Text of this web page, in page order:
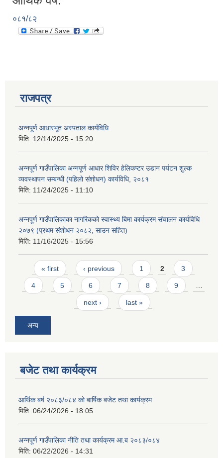
०८१/८२
राजपत्र
अन्नपूर्ण आधारभूत अस्पताल कार्यविधि
मिति: 12/14/2025 - 15:20
अन्नपूर्ण गाउँपालिका अन्नपूर्ण आधार शिविर हेलिकप्टर उडान पर्यटन शुल्क
व्यवस्थापन सम्बन्धी (पहिलो संशोधन) कार्यविधि, २०८१
मिति: 11/24/2025 - 11:10
अन्नपूर्ण गाउँपालिकाका नागरिकको स्वास्थ्य बिमा कार्यक्रम संचालन कार्यविधि
२०७९ (प्रथम संशोधन २०८२, साउन सहित)
मिति: 11/16/2025 - 15:56
Pages
« first ‹ previous 1 2 3
4 5 6 7 8 9
next › last »
अन्य
बजेट तथा कार्यक्रम
आर्थिक बर्ष २०८३/०८४ को बार्षिक बजेट तथा कार्यक्रम
मिति: 06/24/2026 - 18:05
अन्नपूर्ण गाउँपालिका नीति तथा कार्यक्रम आ.ब २०८३/०८४
मिति: 06/22/2026 - 14:31